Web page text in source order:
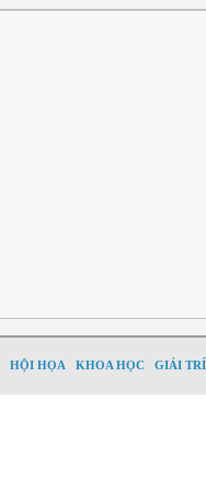
HỘI HỌA KHOA HỌC GIẢI TRÍ